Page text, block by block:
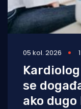
05 kol. 2026
se
ako